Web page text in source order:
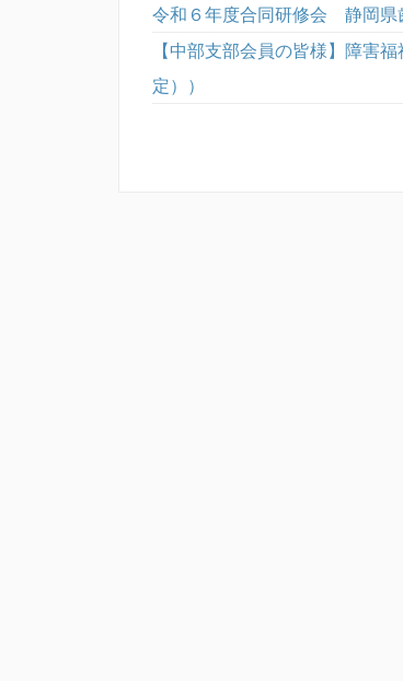
令和６年度合同研修会 静岡県
【中部支部会員の皆様】障害
定））